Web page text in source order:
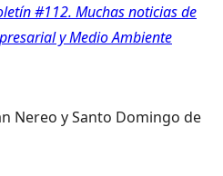
#112. Muchas noticias de
y Medio Ambiente
Nereo y Santo Domingo de